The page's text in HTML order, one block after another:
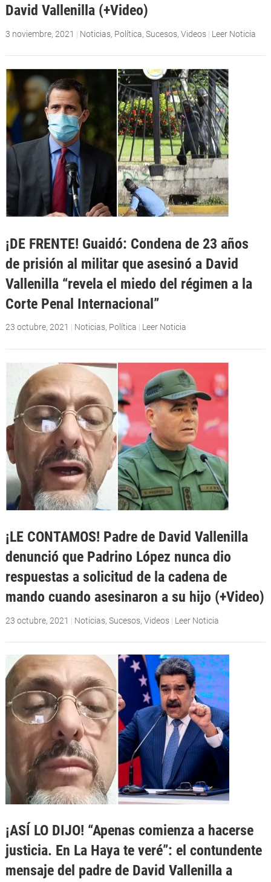
David Vallenilla (+Video)
3 noviembre, 2021 | Noticias, Política, Sucesos, Videos | Leer Noticia
¡DE FRENTE! Guaidó: Condena de 23 años
de prisión al militar que asesinó a David
Vallenilla “revela el miedo del régimen a la
Corte Penal Internacional”
23 octubre, 2021 | Noticias, Política | Leer Noticia
¡LE CONTAMOS! Padre de David Vallenilla
denunció que Padrino López nunca dio
respuestas a solicitud de la cadena de
mando cuando asesinaron a su hijo (+Video)
23 octubre, 2021 | Noticias, Sucesos, Videos | Leer Noticia
¡ASÍ LO DIJO! “Apenas comienza a hacerse
justicia. En La Haya te veré”: el contundente
mensaje del padre de David Vallenilla a